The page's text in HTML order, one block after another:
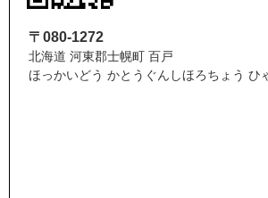
〒080-1272
北海道 河東郡士幌町 百戸
ほっかいどう かとうぐんしほろちょう ひ